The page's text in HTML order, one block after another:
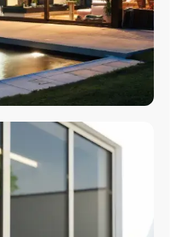
Fenêtres Multimatériaux
bois et
équipes Plein Jour Habitat.